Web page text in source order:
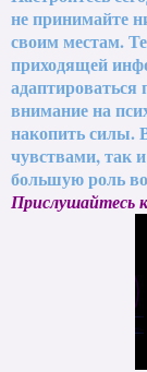
не принимайте
своим местам.
приходящей
внимание на
накопить силы.
чувствами, так
большую роль
Прислушайтесь